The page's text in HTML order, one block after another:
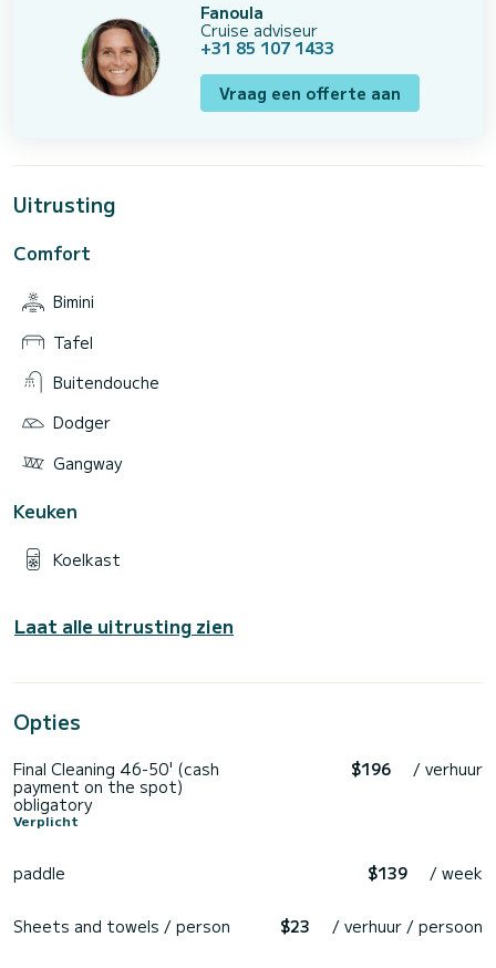
Fanoula
Cruise adviseur
+31 85 107 1433
Vraag een offerte aan
Uitrusting
Comfort
Bimini
Tafel
Buitendouche
Dodger
Gangway
Keuken
Koelkast
Laat alle uitrusting zien
Opties
Final Cleaning 46-50' (cash
payment on the spot)
obligatory
Verplicht
$196 / verhuur
paddle $139 / week
Sheets and towels / person $23 / verhuur / persoon